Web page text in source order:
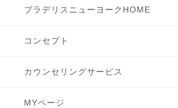
ブラデリスニューヨークHOME
コンセプト
カウンセリングサービス
MYページ